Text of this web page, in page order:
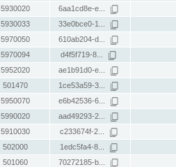
5930020 6aa1cd8e-e...
5930033 33e0bce0-1...
5970050 610ab204-d...
5970094 d4f5f719-8...
5952020 ae1b91d0-e...
501470 1ce53a59-3...
5950070 e6b42536-6...
5990020 aad49293-2...
5910030 c233674f-2...
502000 1edc5fa4-8...
501060 70272185-b...